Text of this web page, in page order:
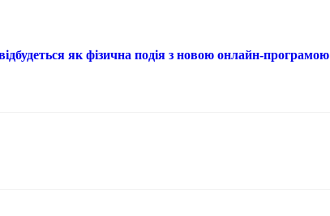
як фізична подія з новою онлайн-програмою